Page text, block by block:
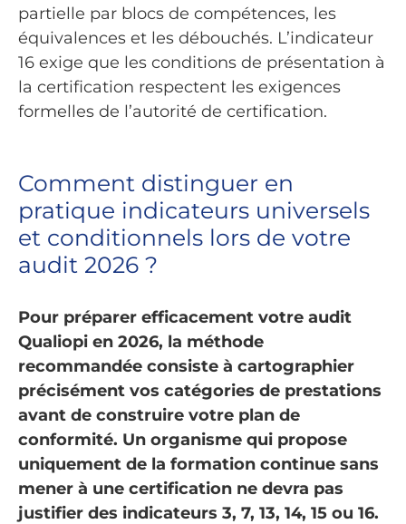
partielle par blocs de compétences, les
équivalences et les débouchés. L’indicateur
16 exige que les conditions de présentation à
la certification respectent les exigences
formelles de l’autorité de certification.
Comment distinguer en
pratique indicateurs universels
et conditionnels lors de votre
audit 2026 ?
Pour préparer efficacement votre audit
Qualiopi en 2026, la méthode
recommandée consiste à cartographier
précisément vos catégories de prestations
avant de construire votre plan de
conformité. Un organisme qui propose
uniquement de la formation continue sans
mener à une certification ne devra pas
justifier des indicateurs 3, 7, 13, 14, 15 ou 16.